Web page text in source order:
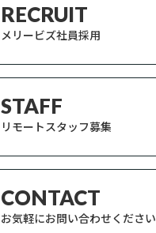
RECRUIT
メリービズ社員採用
STAFF
リモートスタッフ募集
CONTACT
お気軽にお問い合わせください